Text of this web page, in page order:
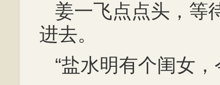
姜一飞点点头，等
进去。
“盐水明有个闺女